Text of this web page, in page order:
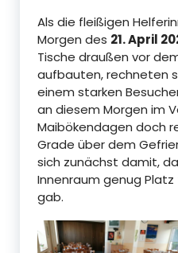
Als die fleißigen
Morgen des 21. April
Tische draußen vor
aufbauten, rechneten
einem starken
an diesem Morgen im
Maibökendagen doch
Grade über dem
sich zunächst damit,
Innenraum genug
gab.